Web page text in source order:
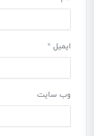
ایمیل *
وب‌ سایت